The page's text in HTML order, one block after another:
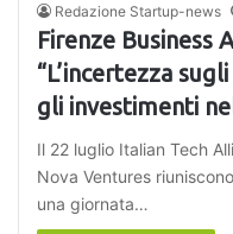
Redazione Startup-news
Firenze Business
“L’incertezza
gli investimenti
Il 22 luglio Italian Tech
Nova Ventures
una giornata…